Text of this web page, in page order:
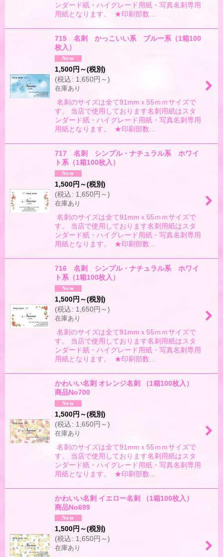
ンダード紙・ハイグレード用紙・写真名刺専用
用紙となります。 ★印刷部数…
715 名刺 かっこいい系 ブルー系（1箱100
枚入）
1,500円 ～(税別)
(税込: 1,650円 ～)
在庫あり
名刺のサイズは全て91mmｘ55ｍｍサイズで
す。 当店で使用しております名刺用紙はスタ
ンダード紙・ハイグレード用紙・写真名刺専用
用紙となります。 ★印刷部数…
717 名刺 シンプル・ナチュラル系 ホワイ
ト系（1箱100枚入）
1,500円 ～(税別)
(税込: 1,650円 ～)
在庫あり
名刺のサイズは全て91mmｘ55ｍｍサイズで
す。 当店で使用しております名刺用紙はスタ
ンダード紙・ハイグレード用紙・写真名刺専用
用紙となります。 ★印刷部数…
716 名刺 シンプル・ナチュラル系 ホワイ
ト系（1箱100枚入）
1,500円 ～(税別)
(税込: 1,650円 ～)
在庫あり
名刺のサイズは全て91mmｘ55ｍｍサイズで
す。 当店で使用しております名刺用紙はスタ
ンダード紙・ハイグレード用紙・写真名刺専用
用紙となります。 ★印刷部数…
かわいい名刺 オレンジ名刺 （1箱100枚入）
商品No700
1,500円 ～(税別)
(税込: 1,650円 ～)
在庫あり
名刺のサイズは全て91mmｘ55ｍｍサイズで
す。 当店で使用しております名刺用紙はスタ
ンダード紙・ハイグレード用紙・写真名刺専用
用紙となります。 ★印刷部数…
かわいい名刺 イエロー名刺 （1箱100枚入）
商品No699
1,500円 ～(税別)
(税込: 1,650円 ～)
在庫あり